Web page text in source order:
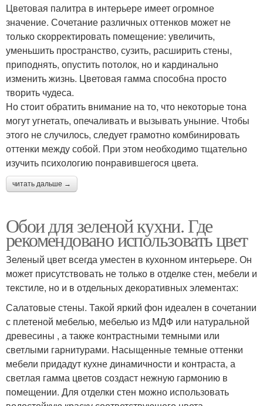
Цветовая палитра в интерьере имеет огромное
значение. Сочетание различных оттенков может не
только скорректировать помещение: увеличить,
уменьшить пространство, сузить, расширить стены,
приподнять, опустить потолок, но и кардинально
изменить жизнь. Цветовая гамма способна просто
творить чудеса.
Но стоит обратить внимание на то, что некоторые тона
могут угнетать, опечаливать и вызывать уныние. Чтобы
этого не случилось, следует грамотно комбинировать
оттенки между собой. При этом необходимо тщательно
изучить психологию понравившегося цвета.
читать дальше →
Обои для зеленой кухни. Где
рекомендовано использовать цвет
Зеленый цвет всегда уместен в кухонном интерьере. Он
может присутствовать не только в отделке стен, мебели и
текстиле, но и в отдельных декоративных элементах:
Салатовые стены. Такой яркий фон идеален в сочетании
с плетеной мебелью, мебелью из МДФ или натуральной
древесины , а также контрастными темными или
светлыми гарнитурами. Насыщенные темные оттенки
мебели придадут кухне динамичности и контраста, а
светлая гамма цветов создаст нежную гармонию в
помещении. Для отделки стен можно использовать